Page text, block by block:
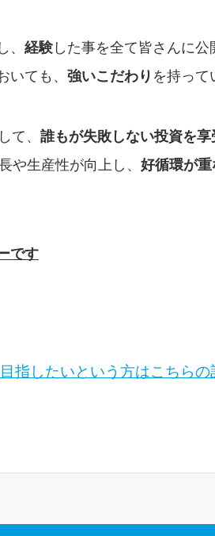
し、 経験した事を全て皆さんに公
いても、 強いこだわり を持って
て、 誰もが失敗しない投資を享
や生産性が向上し、 好循環が重
です
指したいという方はこちらの